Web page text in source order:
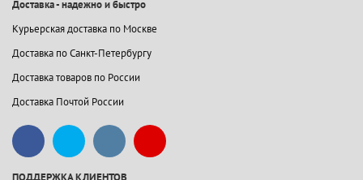
Доставка - надежно и быстро
Курьерская доставка по Москве
Доставка по Санкт-Петербургу
Доставка товаров по России
Доставка Почтой России
ПОДДЕРЖКА КЛИЕНТОВ